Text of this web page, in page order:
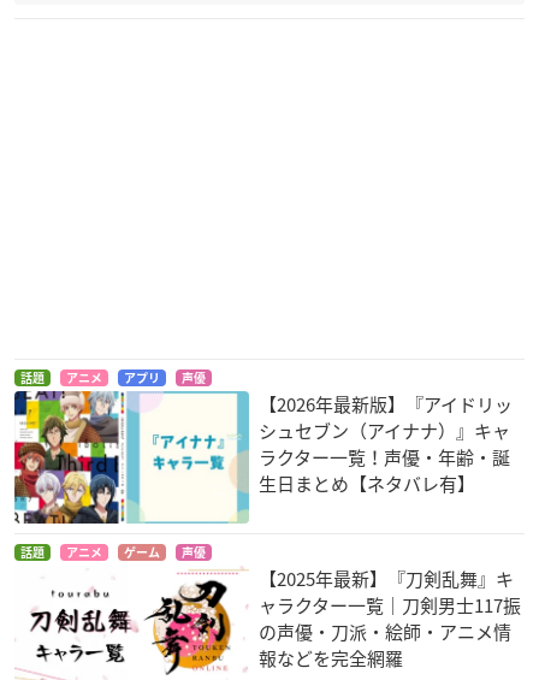
杉崎鍵
プアップパーティー
バロン・アベル
タニア
かのこん
桐山臣
スパイダーライダー
ズ ～よみがえる太陽
～
ヒロイック・エイジ
話題 アニメ アプリ 声優
【2026年最新版】『アイドリッ
シュセブン（アイナナ）』キャ
ラクター一覧！声優・年齢・誕
生日まとめ【ネタバレ有】
話題 アニメ ゲーム 声優
【2025年最新】『刀剣乱舞』キ
ャラクター一覧｜刀剣男士117振
の声優・刀派・絵師・アニメ情
報などを完全網羅